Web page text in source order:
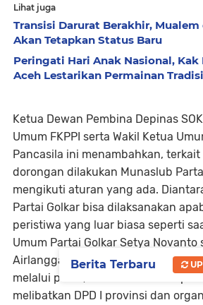
Lihat juga
Transisi Darurat Berakhir,
Akan Tetapkan Status Baru
Peringati Hari Anak Nasional, Kak
Aceh Lestarikan Permainan
Ketua Dewan Pembina Depinas
Umum FKPPI serta Wakil Ketua
Pancasila ini menambahkan,
dorongan dilakukan Munaslub
mengikuti aturan yang ada.
Partai Golkar bisa dilaksanakan
peristiwa yang luar biasa seperti
Umum Partai Golkar Setya Novanto
Airlangga Hartarto. Dimana
melalui pleno, lalu dibawa ke
melibatkan DPD I provinsi dan
Berita Terbaru